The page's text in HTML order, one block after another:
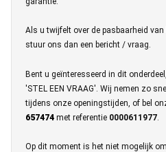
Als u twijfelt over de pasbaarheid
stuur ons dan een bericht / vraag.
Bent u geïnteresseerd in dit
'STEL EEN VRAAG'. Wij nemen zo
tijdens onze openingstijden, of bel
657474 met referentie 0000611977.
Op dit moment is het niet mogelijk